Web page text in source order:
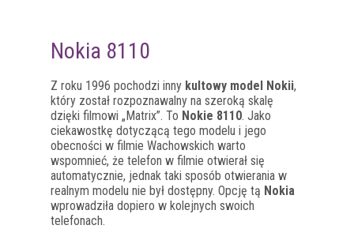
Nokia 8110
Z roku 1996 pochodzi inny kultowy model Nokii,
który został rozpoznawalny na szeroką skalę
dzięki filmowi „Matrix”. To Nokie 8110. Jako
ciekawostkę dotyczącą tego modelu i jego
obecności w filmie Wachowskich warto
wspomnieć, że telefon w filmie otwierał się
automatycznie, jednak taki sposób otwierania w
realnym modelu nie był dostępny. Opcję tą Nokia
wprowadziła dopiero w kolejnych swoich
telefonach.